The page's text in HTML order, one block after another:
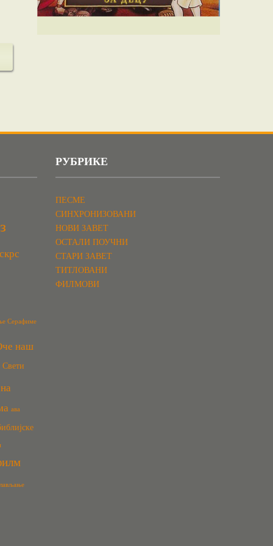
Серафиме
наш
Свети
ава
РУБРИКЕ
ПЕСМЕ
СИНХРОНИЗОВАНИ
НОВИ ЗАВЕТ
ОСТАЛИ ПОУЧНИ
СТАРИ ЗАВЕТ
ТИТЛОВАНИ
ФИЛМОВИ